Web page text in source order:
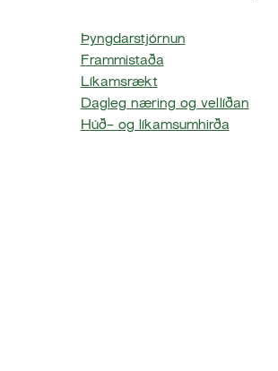
Þyngdarstjórnun
Frammistaða
Líkamsrækt
Dagleg næring og vellíðan
Húð- og líkamsumhirða